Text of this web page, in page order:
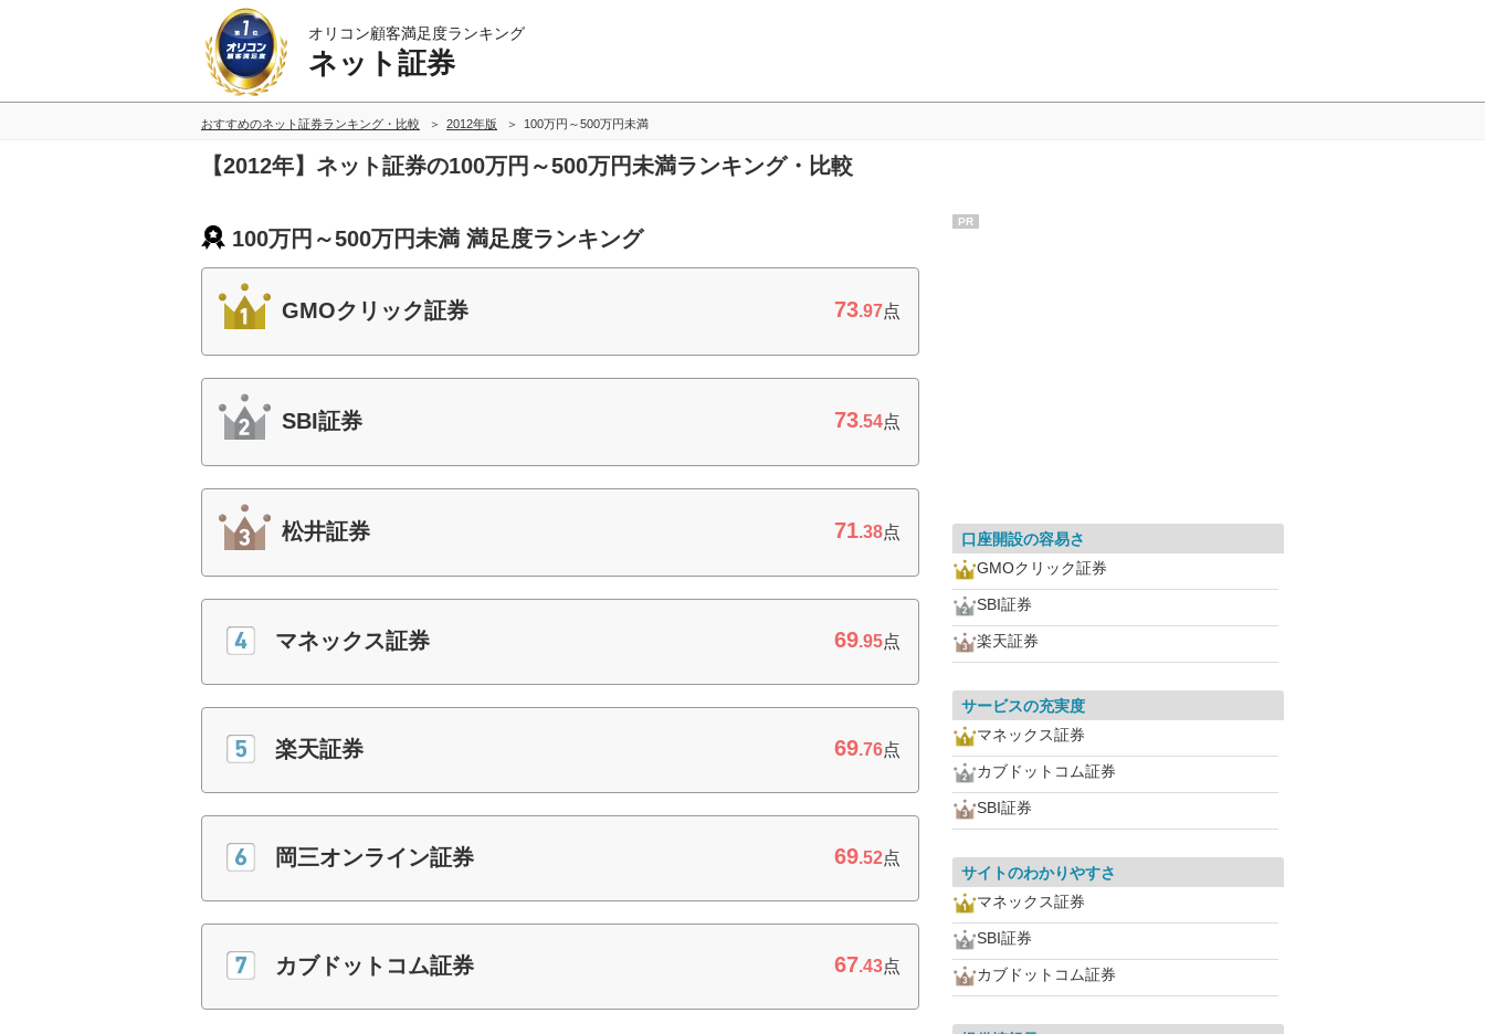
オリコン顧客満足度ランキング
ネット証券
おすすめのネット証券ランキング・比較 2012年版 100万円～500万円未満
【2012年】ネット証券の100万円～500万円未満ランキング・比較
100万円～500万円未満 満足度ランキング
GMOクリック証券 73.97点
SBI証券 73.54点
松井証券 71.38点
マネックス証券 69.95点
楽天証券 69.76点
岡三オンライン証券 69.52点
カブドットコム証券 67.43点
PR
口座開設の容易さ
GMOクリック証券
SBI証券
楽天証券
サービスの充実度
マネックス証券
カブドットコム証券
SBI証券
サイトのわかりやすさ
マネックス証券
SBI証券
カブドットコム証券